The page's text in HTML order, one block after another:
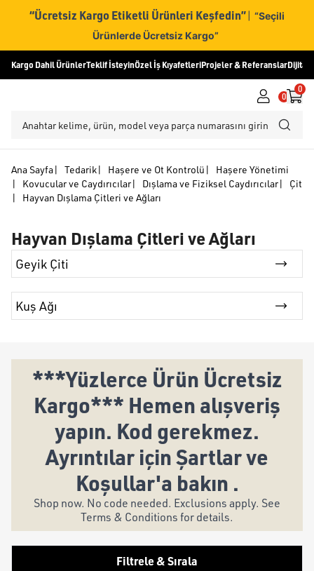
“Ücretsiz Kargo Etiketli Ürünleri Keşfedin” | “Seçili
Ürünlerde Ücretsiz Kargo”
Kargo Dahil ÜrünlerTeklif İsteyinÖzel İş KıyafetleriProjeler & ReferanslarDijital
0
0
Ana Sayfa| Tedarik| Haşere ve Ot Kontrolü |
Haşere Yönetimi
|
Kovucular ve Caydırıcılar| Dışlama ve Fiziksel Caydırıcılar|
Çit
|
Hayvan Dışlama Çitleri ve Ağları
Hayvan Dışlama Çitleri ve Ağları
Geyik Çiti
Kuş Ağı
***Yüzlerce Ürün Ücretsiz
Kargo*** Hemen alışveriş
yapın. Kod gerekmez.
Ayrıntılar için Şartlar ve
Koşullar'a bakın .
Shop now. No code needed. Exclusions apply. See
Terms & Conditions for details.
Filtrele & Sırala